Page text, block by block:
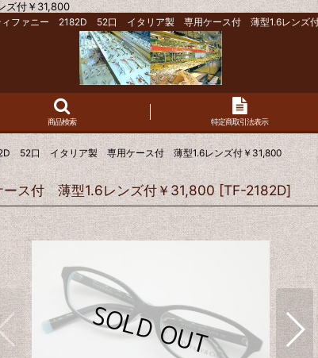
付￥31,800
ファニー 2182D 52口 イタリア製 専用ケース付 薄型1.6レンズ付
商品検索 特定商取引法表示
52口 イタリア製 専用ケース付 薄型1.6レンズ付￥31,800
ス付 薄型1.6レンズ付￥31,800 [TF-2182D]